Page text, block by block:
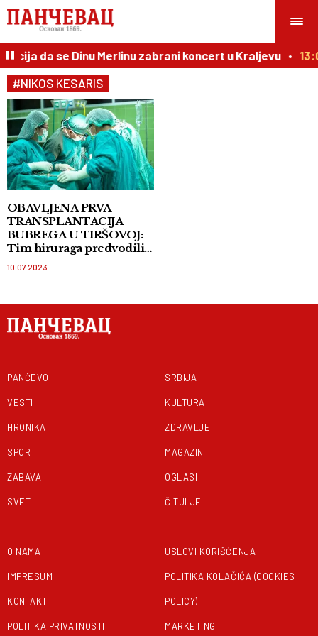
da se Dinu Merlinu zabrani koncert u Kraljevu
#NIKOS KESARIS
OBAVLJENA PRVA
TRANSPLANTACIJA
BUBREGA U TIRŠOVOJ:
Tim hiruraga predvodili
10.07.2023
PANČEVO
VESTI
HRONIKA
SPORT
ZABAVA
SVET
SRBIJA
KULTURA
ZDRAVLJE
MAGAZIN
OGLASI
ČITULJE
O NAMA
IMPRESUM
KONTAKT
POLITIKA PRIVATNOSTI
USLOVI KORIŠĆENJA
POLITIKA KOLAČIĆA (COOKIES
POLICY)
MARKETING